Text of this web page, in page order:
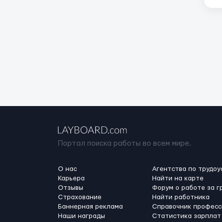
Портал поиска работы во всем мире.
О нас
Карьера
Отзывы
Страхование
Баннерная реклама
Наши награды
Агентства по
Найти на карте
Форум о работе за
Найти работника
Справочник
Статистика зарплат